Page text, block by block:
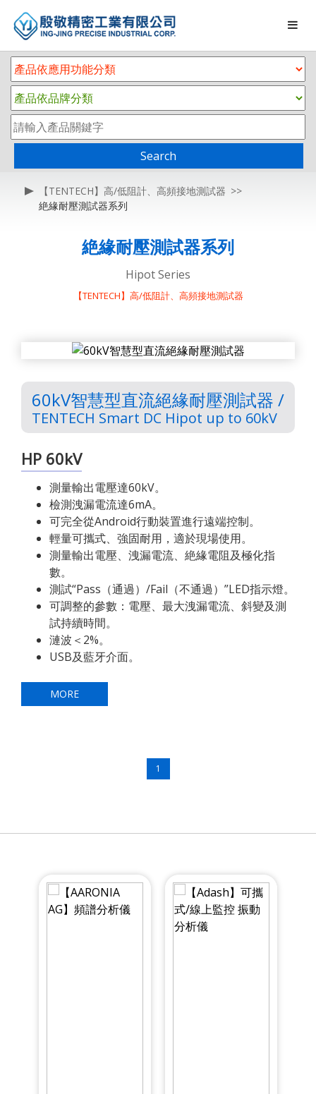
Search
【TENTECH】高/低阻計、高頻接地測試器
絶緣耐壓測試器系列
絶緣耐壓測試器系列
Hipot Series
【TENTECH】高/低阻計、高頻接地測試器
60kV智慧型直流絕緣耐壓測試器 /
TENTECH Smart DC Hipot up to 60kV
HP 60kV
測量輸出電壓達60kV。
檢測洩漏電流達6mA。
可完全從Android行動裝置進行遠端控制。
輕量可攜式、強固耐用，適於現場使用。
測量輸出電壓、洩漏電流、絶緣電阻及極化指
數。
測試“Pass（通過）/Fail（不通過）”LED指示燈。
可調整的參數：電壓、最大洩漏電流、斜變及測
試持續時間。
漣波＜2%。
USB及藍牙介面。
MORE
1